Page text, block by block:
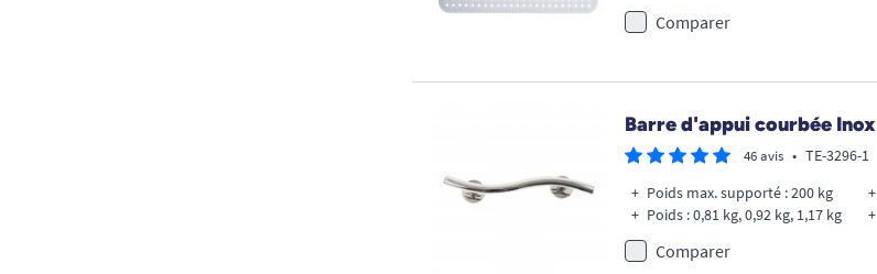
Comparer
Barre d'appui courbée Inox
46 avis • TE-3296-1
Poids max. supporté : 200 kg
Poids : 0,81 kg, 0,92 kg, 1,17 kg
Comparer